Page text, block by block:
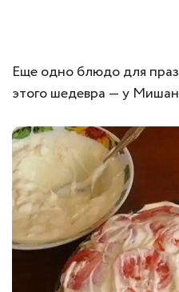
Еще одно блюдо для
этого шедевра — у